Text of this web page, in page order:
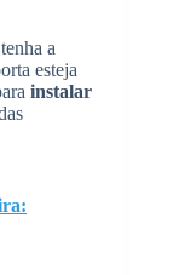
a
esteja
instalar